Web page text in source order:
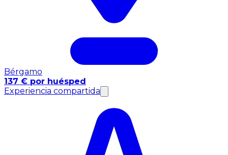
Bérgamo
137 € por huésped
Experiencia compartida